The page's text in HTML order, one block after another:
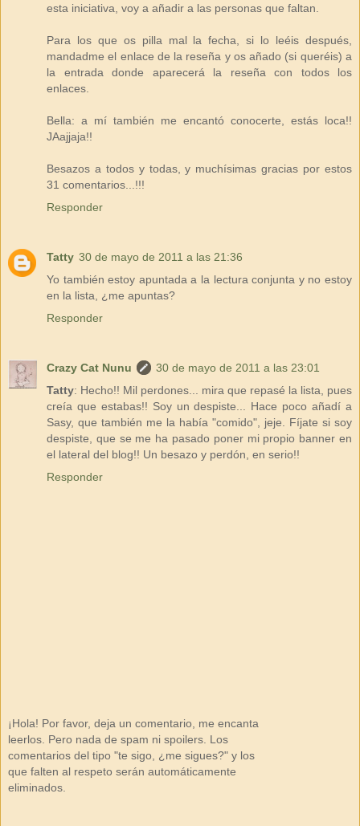
esta iniciativa, voy a añadir a las personas que faltan.
Para los que os pilla mal la fecha, si lo leéis después,
mandadme el enlace de la reseña y os añado (si queréis) a
la entrada donde aparecerá la reseña con todos los
enlaces.
Bella: a mí también me encantó conocerte, estás loca!!
JAajjaja!!
Besazos a todos y todas, y muchísimas gracias por estos
31 comentarios...!!!
Responder
Tatty 30 de mayo de 2011 a las 21:36
Yo también estoy apuntada a la lectura conjunta y no estoy
en la lista, ¿me apuntas?
Responder
Crazy Cat Nunu
30 de mayo de 2011 a las 23:01
Tatty: Hecho!! Mil perdones... mira que repasé la lista, pues
creía que estabas!! Soy un despiste... Hace poco añadí a
Sasy, que también me la había "comido", jeje. Fíjate si soy
despiste, que se me ha pasado poner mi propio banner en
el lateral del blog!! Un besazo y perdón, en serio!!
Responder
¡Hola! Por favor, deja un comentario, me encanta
leerlos. Pero nada de spam ni spoilers. Los
comentarios del tipo "te sigo, ¿me sigues?" y los
que falten al respeto serán automáticamente
eliminados.